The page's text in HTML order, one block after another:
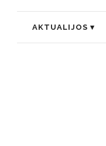
AKTUALIJOS